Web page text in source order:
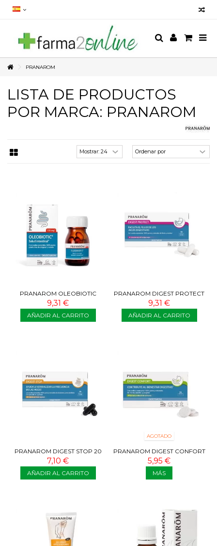
PRANAROM
LISTA DE PRODUCTOS
POR MARCA: PRANAROM
PRANAROM OLEOBIOTIC
SALUD INTESTINAL 15
CÁPSULAS
9,31 €
AÑADIR AL CARRITO
PRANAROM DIGEST PROTECT
30 CÁPSULAS
9,31 €
AÑADIR AL CARRITO
PRANAROM DIGEST STOP 20
CÁPSULAS
7,10 €
AÑADIR AL CARRITO
AGOTADO
PRANAROM DIGEST CONFORT
21 COMPRIMIDOS
5,95 €
MÁS